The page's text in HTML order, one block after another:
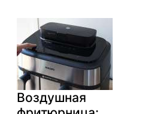
Воздушная